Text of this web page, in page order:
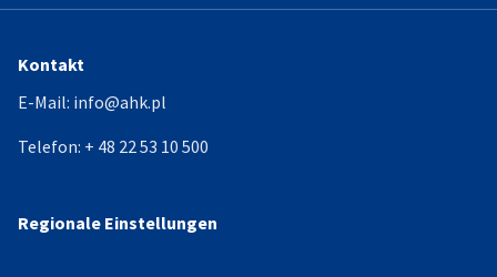
Kontakt
E-Mail: info@ahk.pl
Telefon: + 48 22 53 10 500
Regionale Einstellungen